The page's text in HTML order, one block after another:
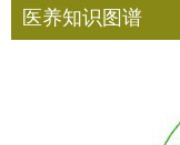
医养知识图谱